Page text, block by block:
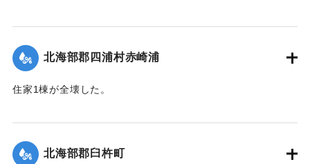
｜固有コード:
北海部郡四浦村赤崎浦
住家1棟が全壊した。
｜固有コード: 00480021
北海部郡臼杵町